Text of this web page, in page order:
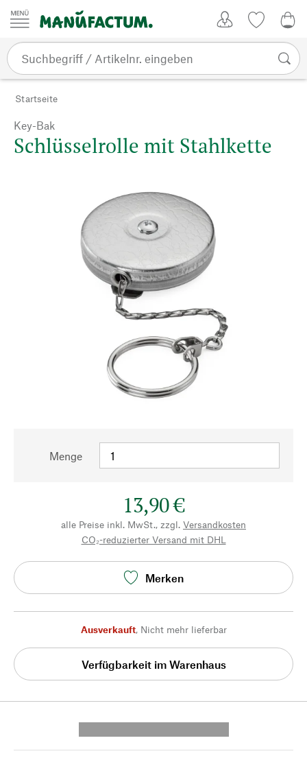
Zum Inhalt springen
Startseite
Key-Bak
Schlüsselrolle mit Stahlkette
Menge
13,90 €
alle Preise inkl. MwSt., zzgl. Versandkosten
CO₂-reduzierter Versand mit DHL
Merken
Ausverkauft, Nicht mehr lieferbar
Verfügbarkeit im Warenhaus